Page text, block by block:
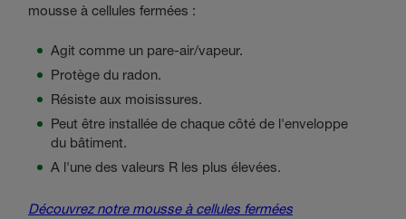
mousse à cellules fermées :
Agit comme un pare-air/vapeur.
Protège du radon.
Résiste aux moisissures.
Peut être installée de chaque côté de l'enveloppe
du bâtiment.
A l'une des valeurs R les plus élevées.
Découvrez notre mousse à cellules fermées